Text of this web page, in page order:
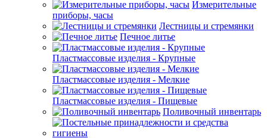
Измерительные
приборы, часы
Лестницы и стремянки
Печное литье
Пластмассовые изделия - Крупные
Пластмассовые изделия - Мелкие
Пластмассовые изделия - Пищевые
Поливочный инвентарь